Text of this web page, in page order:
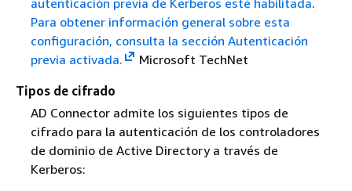
autenticación previa de Kerberos esté habilitada.
Para obtener información general sobre esta
configuración, consulta la sección Autenticación
previa activada.
Microsoft TechNet
Tipos de cifrado
AD Connector admite los siguientes tipos de
cifrado para la autenticación de los controladores
de dominio de Active Directory a través de
Kerberos: